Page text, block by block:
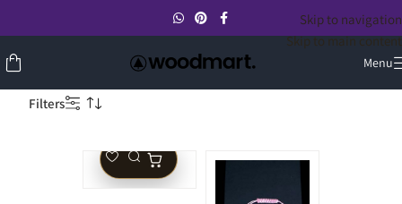
Skip to navigation
Skip to main content
Menu
Filters